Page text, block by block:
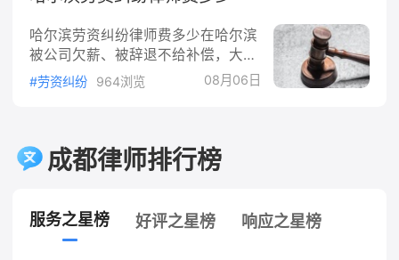
涉嫌危害国家安全犯罪、恐怖活动犯
罪通知可能有碍侦查的情形以外，应
当在拘留后二十四小时以内通知被拘
楚关押地点和办案单位，人一般在当
地看守所。第二，问清楚涉嫌什么罪
哈尔滨劳资纠纷律师费多少在哈尔滨
被公司欠薪、被辞退不给补偿，大家
问得最多的就是"劳资纠纷律师费多
少"。律师费没有统一价目表，跟争
用构成、谁掏钱、怎么省钱一次讲清
楚。一、劳资纠纷请律师，收费一般
见的是这三种收费方式：按时收费：
按小时计，每小时几百到上千元，适
#劳资纠纷 964浏览 08月06日
成都律师排行榜
服务之星榜 好评之星榜 响应之星榜